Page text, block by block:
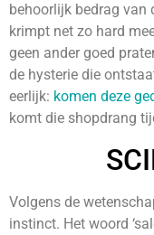
behoorlijk bedrag van
krimpt net zo hard
geen ander goed
de hysterie die
eerlijk: komen deze
komt die shopdrang
Volgens de
instinct. Het woord